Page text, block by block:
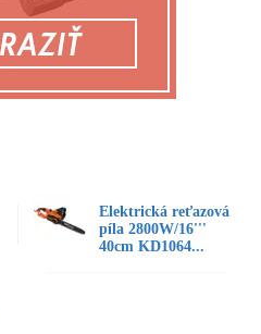
Elektrická reťazová
píla 2800W/16'''
40cm KD1064...